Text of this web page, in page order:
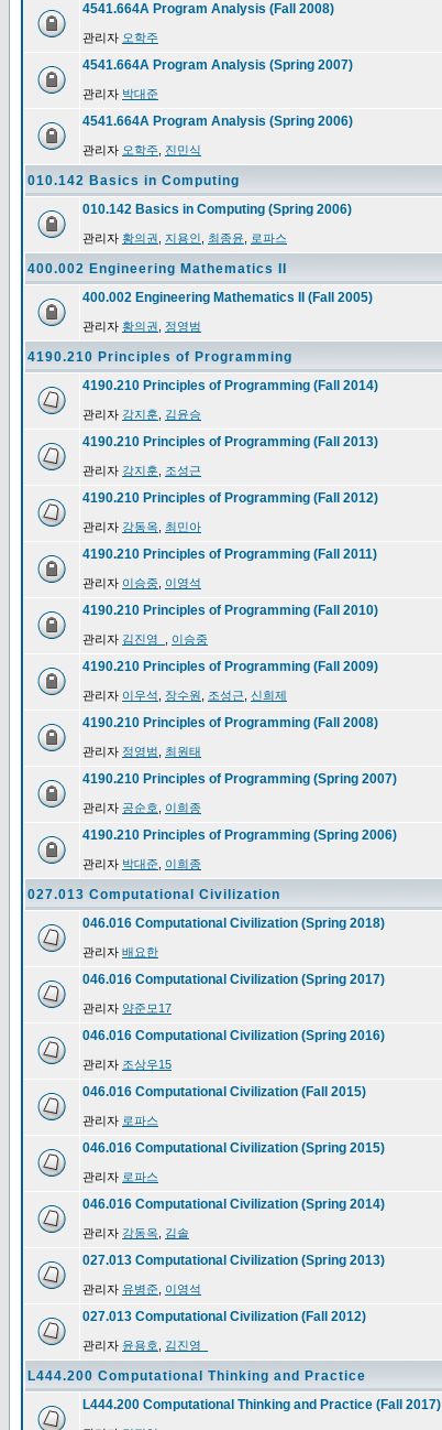
4541.664A Program Analysis (Fall 2008)
관리자 오학주
4541.664A Program Analysis (Spring 2007)
관리자 박대준
4541.664A Program Analysis (Spring 2006)
관리자 오학주 진민식
010.142 Basics in Computing
010.142 Basics in Computing (Spring 2006)
관리자 황의권 지용인 최종윤 로파스
400.002 Engineering Mathematics II
400.002 Engineering Mathematics II (Fall 2005)
관리자 황의권 정영범
4190.210 Principles of Programming
4190.210 Principles of Programming (Fall 2014)
관리자 강지훈 김윤승
4190.210 Principles of Programming (Fall 2013)
관리자 강지훈 조성근
4190.210 Principles of Programming (Fall 2012)
관리자 강동옥 최민아
4190.210 Principles of Programming (Fall 2011)
관리자 이승중 이영석
4190.210 Principles of Programming (Fall 2010)
관리자 김진영_ 이승중
4190.210 Principles of Programming (Fall 2009)
관리자 이우석 장수원 조성근 신희제
4190.210 Principles of Programming (Fall 2008)
관리자 정영범 최원태
4190.210 Principles of Programming (Spring 2007)
관리자 공순호 이희종
4190.210 Principles of Programming (Spring 2006)
관리자 박대준 이희종
027.013 Computational Civilization
046.016 Computational Civilization (Spring 2018)
관리자 배요한
046.016 Computational Civilization (Spring 2017)
관리자 양준모17
046.016 Computational Civilization (Spring 2016)
관리자 조상우15
046.016 Computational Civilization (Fall 2015)
관리자 로파스
046.016 Computational Civilization (Spring 2015)
관리자 로파스
046.016 Computational Civilization (Spring 2014)
관리자 강동옥 김솔
027.013 Computational Civilization (Spring 2013)
관리자 유병준 이영석
027.013 Computational Civilization (Fall 2012)
관리자 윤용호 김진영_
L444.200 Computational Thinking and Practice
L444.200 Computational Thinking and Practice (Fall 2017)